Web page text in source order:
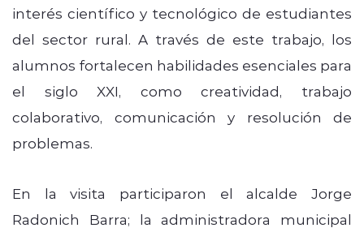
interés científico y tecnológico de estudiantes
del sector rural. A través de este trabajo, los
alumnos fortalecen habilidades esenciales para
el siglo XXI, como creatividad, trabajo
colaborativo, comunicación y resolución de
problemas.
En la visita participaron el alcalde Jorge
Radonich Barra; la administradora municipal